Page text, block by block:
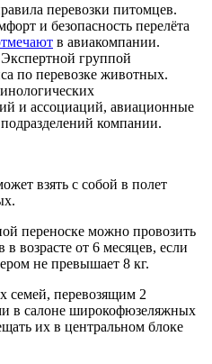
перевозки питомцев.
и безопасность перелёта
в авиакомпании.
группой
по перевозке животных.
и ассоциаций, авиационные
компании.
взять с собой в полет
переноске можно провозить
возрасте от 6 месяцев, если
не превышает 8 кг.
семей, перевозящим 2
в салоне широкофюзеляжных
их в центральном блоке